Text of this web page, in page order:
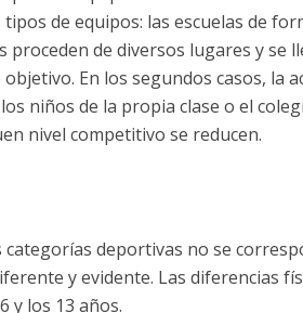
de equipos: las escuelas de
de diversos lugares y se
En los segundos casos, la
niños de la propia clase o el
nivel competitivo se reducen.
categorías deportivas no se
y evidente. Las diferencias
y los 13 años.